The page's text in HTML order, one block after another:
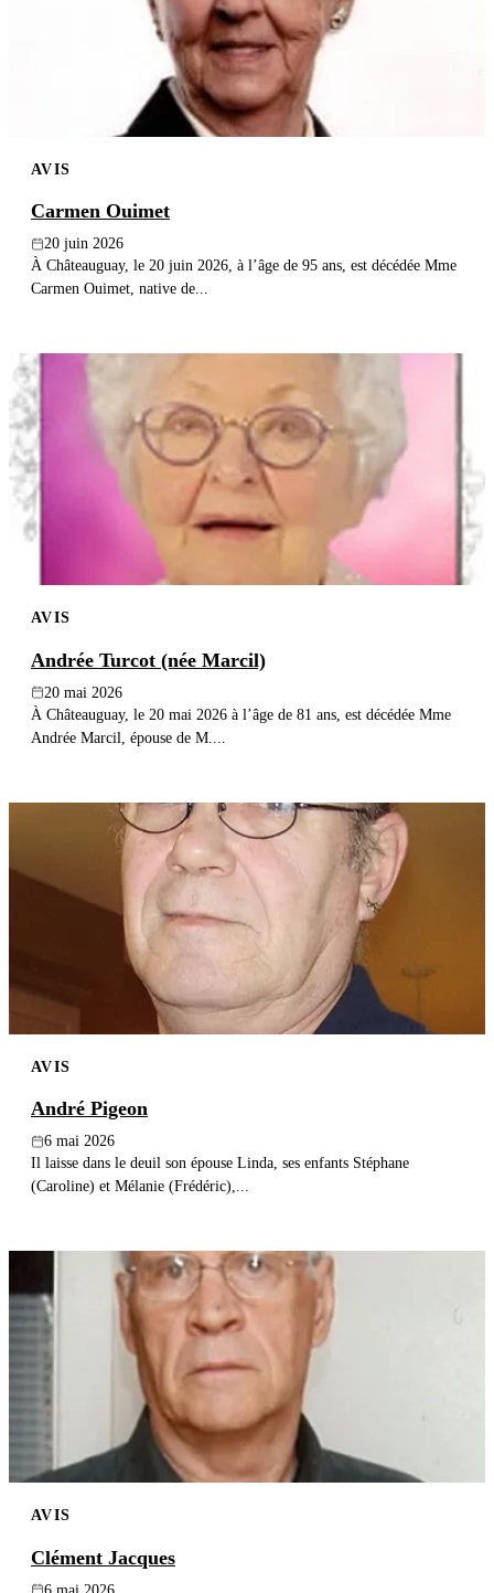
AVIS
Carmen Ouimet
20 juin 2026
À Châteauguay, le 20 juin 2026, à l’âge de 95 ans, est décédée Mme
Carmen Ouimet, native de...
AVIS
Andrée Turcot (née Marcil)
20 mai 2026
À Châteauguay, le 20 mai 2026 à l’âge de 81 ans, est décédée Mme
Andrée Marcil, épouse de M....
AVIS
André Pigeon
6 mai 2026
Il laisse dans le deuil son épouse Linda, ses enfants Stéphane
(Caroline) et Mélanie (Frédéric),...
AVIS
Clément Jacques